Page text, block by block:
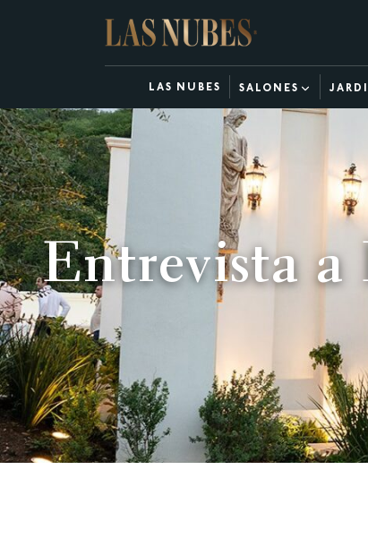
LAS NUBES SALONES
Entrevista a